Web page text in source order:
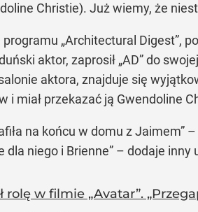
Christie). Już wiemy, że
programu „Architectural Digest”,
aktor, zaprosił „AD”do
aktora, znajduje się
i miał przekazać ją Gwendoline
na końcu w domu z Jaimem” –
dla niego i Brienne” – dodaje inny
w filmie „Avatar”.